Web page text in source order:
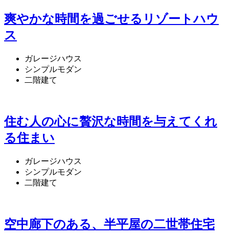
爽やかな時間を過ごせるリゾートハウ
ス
ガレージハウス
シンプルモダン
二階建て
住む人の心に贅沢な時間を与えてくれ
る住まい
ガレージハウス
シンプルモダン
二階建て
空中廊下のある、半平屋の二世帯住宅